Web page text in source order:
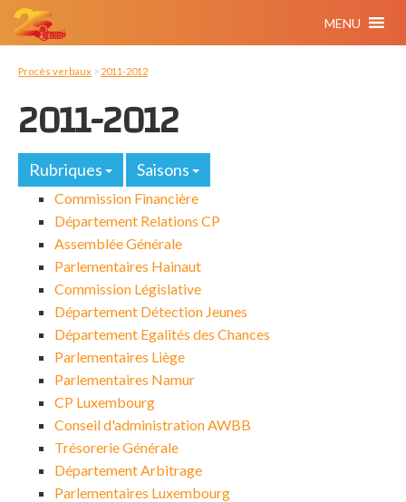
MENU
Procès verbaux > 2011-2012
2011-2012
Rubriques Saisons
Commission Financière
Département Relations CP
Assemblée Générale
Parlementaires Hainaut
Commission Législative
Département Détection Jeunes
Département Egalités des Chances
Parlementaires Liège
Parlementaires Namur
CP Luxembourg
Conseil d'administration AWBB
Trésorerie Générale
Département Arbitrage
Parlementaires Luxembourg